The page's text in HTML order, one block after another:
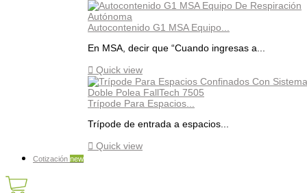
Autocontenido G1 MSA Equipo...
En MSA, decir que “Cuando ingresas a...
 Quick view
Trípode Para Espacios...
Trípode de entrada a espacios...
 Quick view
Cotización new